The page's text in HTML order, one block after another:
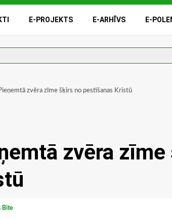
E-PROJEKTS E-ARHĪVS E-
zvēra zīme šķirs no pestīšanas Kristū
zvēra
Bite